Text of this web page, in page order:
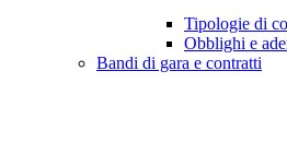
Tipologie di
Obblighi e
Bandi di gara e contratti